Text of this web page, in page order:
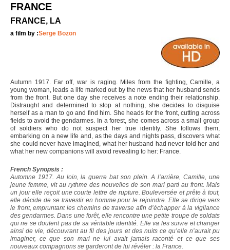
FRANCE
FRANCE, LA
a film by :Serge Bozon
Autumn 1917. Far off, war is raging. Miles from the fighting, Camille, a
young woman, leads a life marked out by the news that her husband sends
from the front. But one day she receives a note ending their relationship.
Distraught and determined to stop at nothing, she decides to disguise
herself as a man to go and find him. She heads for the front, cutting across
fields to avoid the gendarmes. In a forest, she comes across a small group
of soldiers who do not suspect her true identity. She follows them,
embarking on a new life and, as the days and nights pass, discovers what
she could never have imagined, what her husband had never told her and
what her new companions will avoid revealing to her: France.
French Synopsis :
Automne 1917. Au loin, la guerre bat son plein. A l’arrière, Camille, une
jeune femme, vit au rythme des nouvelles de son mari parti au front. Mais
un jour elle reçoit une courte lettre de rupture. Bouleversée et prête à tout,
elle décide de se travestir en homme pour le rejoindre. Elle se dirige vers
le front, empruntant les chemins de traverse afin d’échapper à la vigilance
des gendarmes. Dans une forêt, elle rencontre une petite troupe de soldats
qui ne se doutent pas de sa véritable identité. Elle va les suivre et changer
ainsi de vie, découvrant au fil des jours et des nuits ce qu’elle n’aurait pu
imaginer, ce que son mari ne lui avait jamais raconté et ce que ses
nouveaux compagnons se garderont de lui révéler : la France.